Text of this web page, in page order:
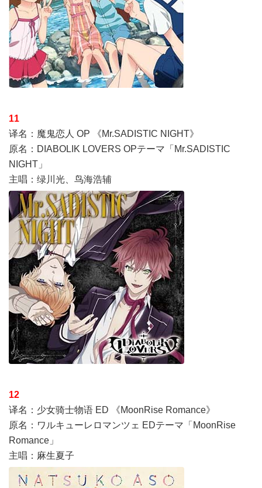
11
译名：魔鬼恋人 OP 《Mr.SADISTIC NIGHT》
原名：DIABOLIK LOVERS OPテーマ「Mr.SADISTIC
NIGHT」
主唱：绿川光、鸟海浩辅
12
译名：少女骑士物语 ED 《MoonRise Romance》
原名：ワルキューレロマンツェ EDテーマ「MoonRise
Romance」
主唱：麻生夏子